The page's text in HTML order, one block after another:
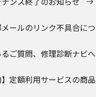
メールのリンク不具合に
るご質問、修理診断ナビ
】定額利用サービスの商